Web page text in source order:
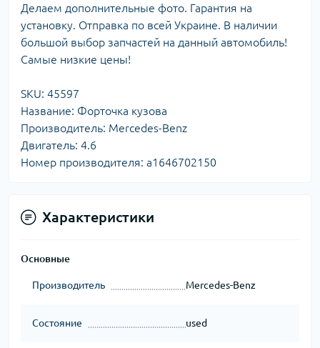
Делаем дополнительные фото. Гарантия на
установку. Отправка по всей Украине. В наличии
большой выбор запчастей на данный автомобиль!
Самые низкие цены!
SKU: 45597
Название: Форточка кузова
Производитель: Mercedes-Benz
Двигатель: 4.6
Номер производителя: a1646702150
Характеристики
Основные
Производитель Mercedes-Benz
Состояние used